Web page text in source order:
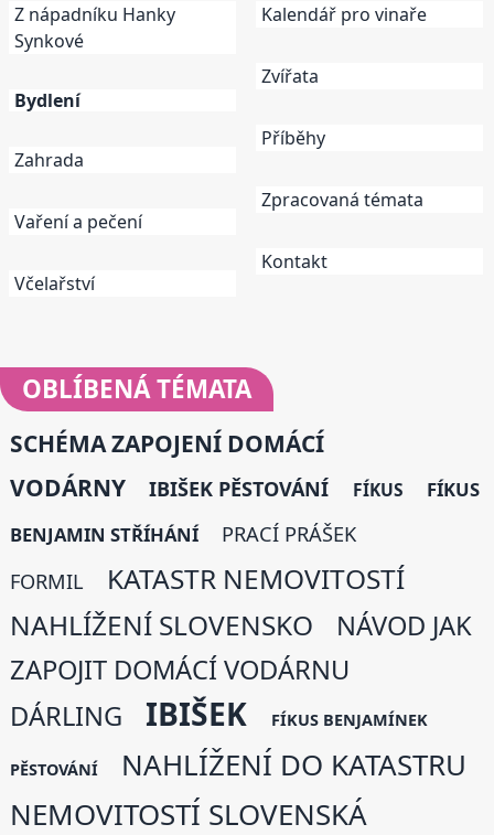
Z nápadníku Hanky
Synkové
Bydlení
Zahrada
Vaření a pečení
Včelařství
Kalendář pro vinaře
Zvířata
Příběhy
Zpracovaná témata
Kontakt
OBLÍBENÁTÉMATA
SCHÉMA ZAPOJENÍ DOMÁCÍ
VODÁRNY
IBIŠEK PĚSTOVÁNÍ FÍKUS
FÍKUS
BENJAMIN STŘÍHÁNÍ
PRACÍ PRÁŠEK
FORMIL
KATASTR NEMOVITOSTÍ
NAHLÍŽENÍ SLOVENSKO
NÁVOD JAK
ZAPOJIT DOMÁCÍ VODÁRNU
DÁRLING
IBIŠEK FÍKUS BENJAMÍNEK
PĚSTOVÁNÍ
NAHLÍŽENÍ DO KATASTRU
NEMOVITOSTÍ SLOVENSKÁ